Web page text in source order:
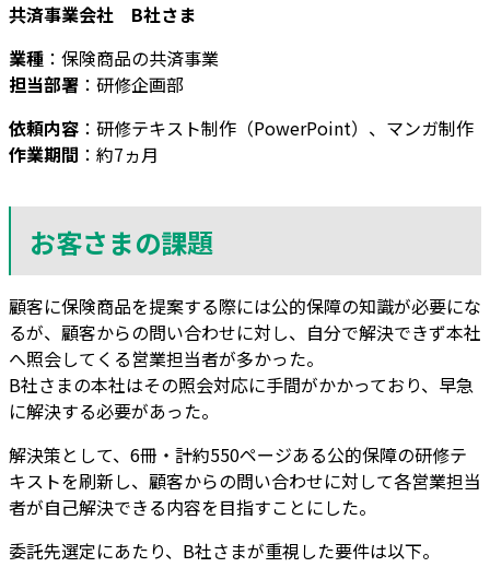
共済事業会社 B社さま
業種 ：保険商品の共済事業
担当部署 ：研修企画部
依頼内容 ：研修テキスト制作（PowerPoint）、マンガ制作
作業期間 ：約7ヵ月
お客さまの課題
顧客に保険商品を提案する際には公的保障の知識が必要にな
るが、顧客からの問い合わせに対し、自分で解決できず本社
へ照会してくる営業担当者が多かった。
B社さまの本社はその照会対応に手間がかかっており、早急
に解決する必要があった。
解決策として、6冊・計約550ページある公的保障の研修テ
キストを刷新し、顧客からの問い合わせに対して各営業担当
者が自己解決できる内容を目指すことにした。
委託先選定にあたり、B社さまが重視した要件は以下。